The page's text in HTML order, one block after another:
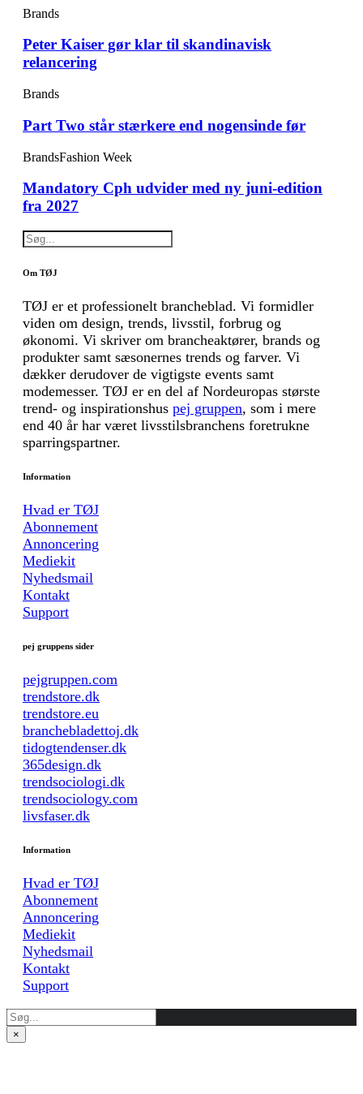
Brands
Peter Kaiser gør klar til skandinavisk
relancering
Brands
Part Two står stærkere end nogensinde før
BrandsFashion Week
Mandatory Cph udvider med ny juni-edition
fra 2027
Om TØJ
TØJ er et professionelt brancheblad. Vi formidler
viden om design, trends, livsstil, forbrug og
økonomi. Vi skriver om brancheaktører, brands og
produkter samt sæsonernes trends og farver. Vi
dækker derudover de vigtigste events samt
modemesser. TØJ er en del af Nordeuropas største
trend- og inspirationshus pej gruppen, som i mere
end 40 år har været livsstilsbranchens foretrukne
sparringspartner.
Information
Hvad er TØJ
Abonnement
Annoncering
Mediekit
Nyhedsmail
Kontakt
Support
pej gruppens sider
pejgruppen.com
trendstore.dk
trendstore.eu
branchebladettoj.dk
tidogtendenser.dk
365design.dk
trendsociologi.dk
trendsociology.com
livsfaser.dk
Information
Hvad er TØJ
Abonnement
Annoncering
Mediekit
Nyhedsmail
Kontakt
Support
×